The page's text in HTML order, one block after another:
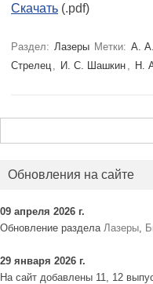
Скачать (.pdf)
Раздел: Лазеры Метки: А.
Стрелец , И. С. Шашкин , Н.
Обновления на сайте
09 апреля 2026 г.
Обновление раздела Лазеры,
29 января 2026 г.
На сайт добавлены 11, 12